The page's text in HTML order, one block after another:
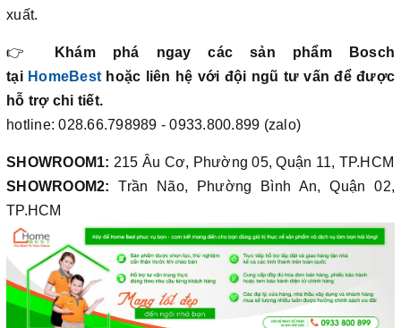
xuất.
👉
Khám phá ngay các sản phẩm Bosch
tại HomeBest hoặc liên hệ với đội ngũ tư vấn để được
hỗ trợ chi tiết.
hotline: 028.66.798989 - 0933.800.899 (zalo)
SHOWROOM1: 215 Âu Cơ, Phường 05, Quận 11, TP.HCM
SHOWROOM2: Trần Não, Phường Bình An, Quận 02,
TP.HCM